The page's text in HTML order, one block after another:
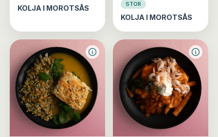
KOLJA I MOROTSÅS
STOR
KOLJA I MOROTSÅS